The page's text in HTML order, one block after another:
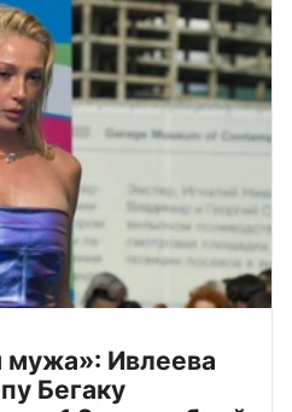
мужа»: Ивлеева
Бегаку